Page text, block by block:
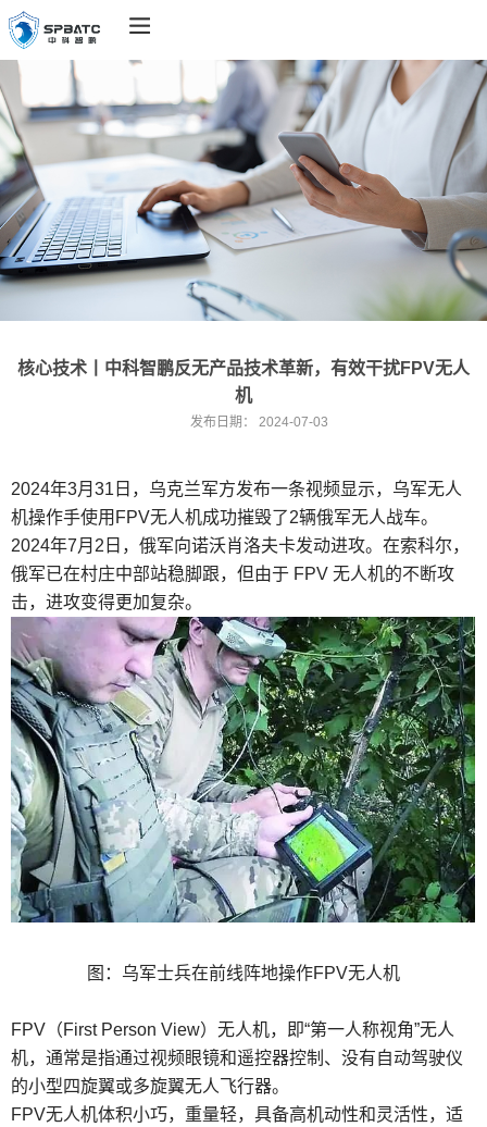
核心技术丨中科智鹏反无产品技术革新，有效干扰FPV无人
机
发布日期： 2024-07-03
2024年3月31日，乌克兰军方发布一条视频显示，乌军无人
机操作手使用FPV无人机成功摧毁了2辆俄军无人战车。
2024年7月2日，俄军向诺沃肖洛夫卡发动进攻。在索科尔，
俄军已在村庄中部站稳脚跟，但由于 FPV 无人机的不断攻
击，进攻变得更加复杂。
图：乌军士兵在前线阵地操作FPV无人机
FPV（First Person View）无人机，即“第一人称视角”无人
机，通常是指通过视频眼镜和遥控器控制、没有自动驾驶仪
的小型四旋翼或多旋翼无人飞行器。
FPV无人机体积小巧，重量轻，具备高机动性和灵活性，适